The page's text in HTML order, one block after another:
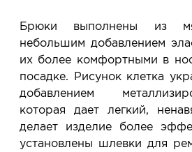
Брюки выполнены из
небольшим добавлением
их более комфортными в
посадке. Рисунок клетка
добавлением
которая дает легкий,
делает изделие более
установлены шлевки для